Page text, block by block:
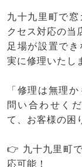
九十九里町で
クセス対応の当
足場が設置で
実に修理いたし
「修理は無理
問い合わせく
て、お客様の困
👉 九十九里町
応可能！